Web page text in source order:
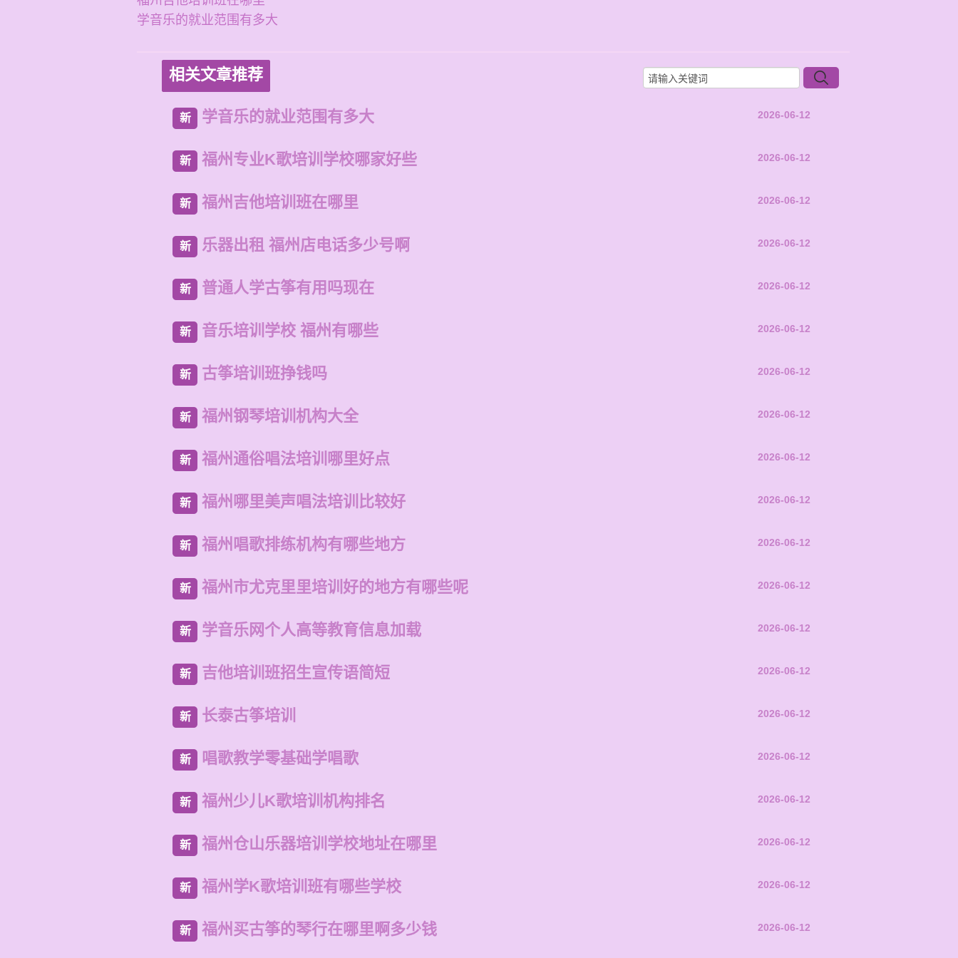
学音乐的就业范围有多大
相关文章推荐
新 学音乐的就业范围有多大 2026-06-12
新 福州专业K歌培训学校哪家好些 2026-06-12
新 福州吉他培训班在哪里 2026-06-12
新 乐器出租 福州店电话多少号啊 2026-06-12
新 普通人学古筝有用吗现在 2026-06-12
新 音乐培训学校 福州有哪些 2026-06-12
新 古筝培训班挣钱吗 2026-06-12
新 福州钢琴培训机构大全 2026-06-12
新 福州通俗唱法培训哪里好点 2026-06-12
新 福州哪里美声唱法培训比较好 2026-06-12
新 福州唱歌排练机构有哪些地方 2026-06-12
新 福州市尤克里里培训好的地方有哪些呢 2026-06-12
新 学音乐网个人高等教育信息加载 2026-06-12
新 吉他培训班招生宣传语简短 2026-06-12
新 长泰古筝培训 2026-06-12
新 唱歌教学零基础学唱歌 2026-06-12
新 福州少儿K歌培训机构排名 2026-06-12
新 福州仓山乐器培训学校地址在哪里 2026-06-12
新 福州学K歌培训班有哪些学校 2026-06-12
新 福州买古筝的琴行在哪里啊多少钱 2026-06-12